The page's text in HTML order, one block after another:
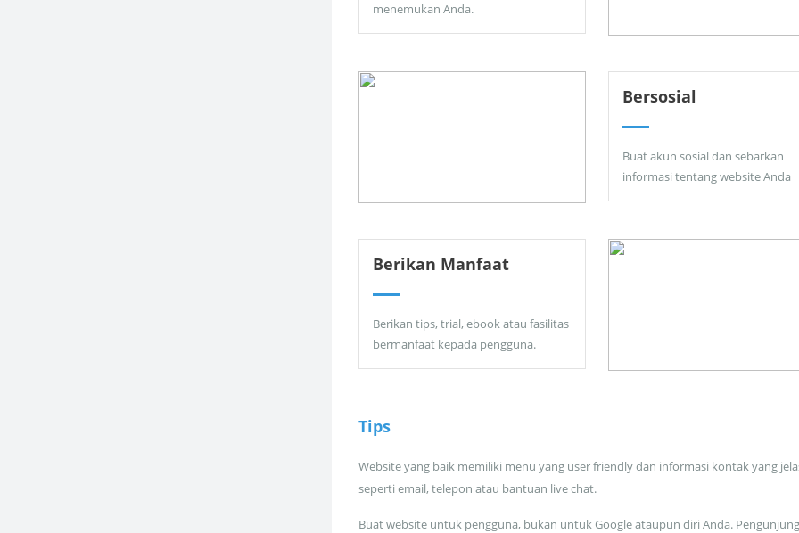
menemukan Anda.
Bersosial
Buat akun sosial dan sebarkan
informasi tentang website Anda
Berikan Manfaat
Berikan tips, trial, ebook atau fasilitas
bermanfaat kepada pengguna.
Tips
Website yang baik memiliki menu yang user friendly dan informasi kontak yang
seperti email, telepon atau bantuan live chat.
Buat website untuk pengguna, bukan untuk Google ataupun diri Anda.